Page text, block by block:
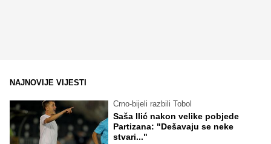
NAJNOVIJE VIJESTI
Crno-bijeli razbili Tobol
Saša Ilić nakon velike pobjede
Partizana: "Dešavaju se neke
stvari..."